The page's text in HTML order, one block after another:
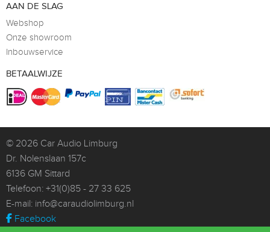
AAN DE SLAG
Webshop
Onze showroom
Inbouwservice
BETAALWIJZE
© 2026 Car Audio Limburg
Dr. Nolenslaan 157c
6136 GM Sittard
Telefoon: +31(0)85 - 27 33 625
E-mail: info@caraudiolimburg.nl
Facebook